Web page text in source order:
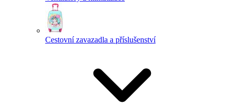
Cestovní zavazadla a příslušenství